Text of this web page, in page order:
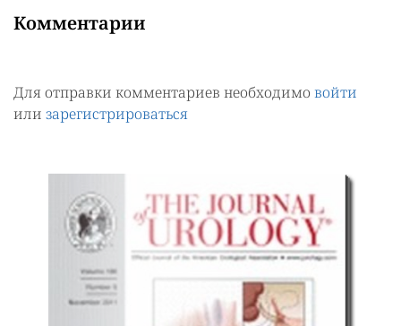
Комментарии
Для отправки комментариев необходимо войти
или зарегистрироваться